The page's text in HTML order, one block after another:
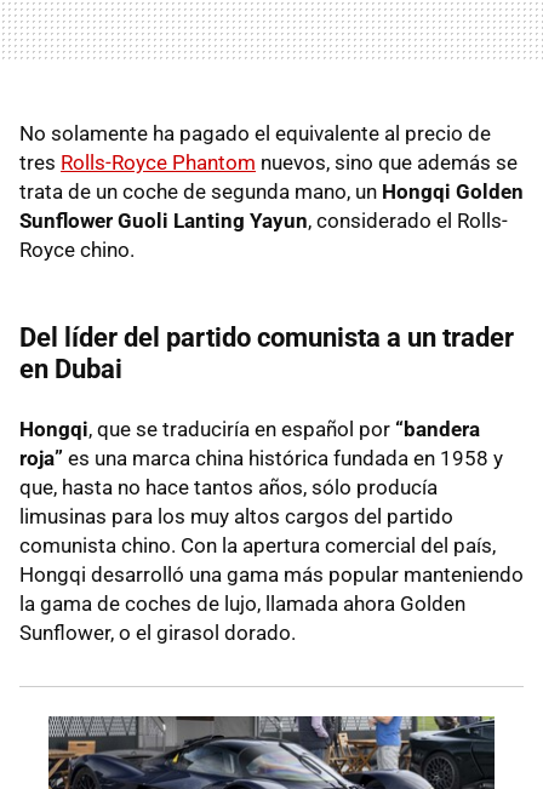
No solamente ha pagado el equivalente al precio de
tres Rolls-Royce Phantom nuevos, sino que además se
trata de un coche de segunda mano, un Hongqi Golden
Sunflower Guoli Lanting Yayun, considerado el Rolls-
Royce chino.
Del líder del partido comunista a un trader
en Dubai
Hongqi, que se traduciría en español por “bandera
roja” es una marca china histórica fundada en 1958 y
que, hasta no hace tantos años, sólo producía
limusinas para los muy altos cargos del partido
comunista chino. Con la apertura comercial del país,
Hongqi desarrolló una gama más popular manteniendo
la gama de coches de lujo, llamada ahora Golden
Sunflower, o el girasol dorado.